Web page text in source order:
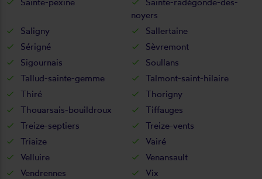
noyers
Saligny
Sallertaine
Sérigné
Sèvremont
Sigournais
Soullans
Tallud-sainte-gemme
Talmont-saint-hilaire
Thiré
Thorigny
Thouarsais-bouildroux
Tiffauges
Treize-septiers
Treize-vents
Triaize
Vairé
Velluire
Venansault
Vendrennes
Vix